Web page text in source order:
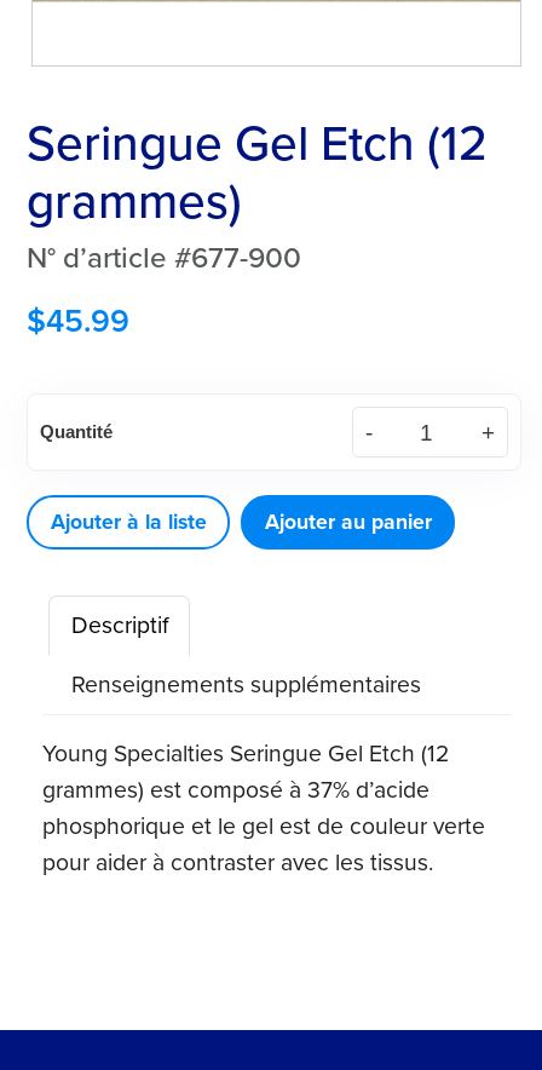
Seringue Gel Etch (12
grammes)
N° d’article #677-900
$45.99
de
Gel
Etch
(12
grammes)
Quantité
Ajouter à la liste Ajouter au panier
Descriptif
Renseignements supplémentaires
Young Specialties Seringue Gel Etch (12
grammes) est composé à 37% d’acide
phosphorique et le gel est de couleur verte
pour aider à contraster avec les tissus.